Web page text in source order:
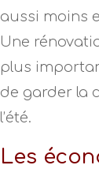
aussi moins
Une
plus
de garder la
l’été.
Les